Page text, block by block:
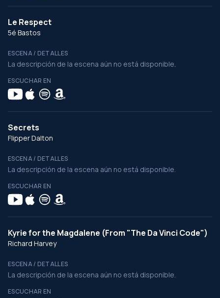
Le Respect
5é Bastos
ESCENA / DETALLES
La descripción de la escena aún no está disponible.
ESCUCHAR EN
Secrets
Flipper Dalton
ESCENA / DETALLES
La descripción de la escena aún no está disponible.
ESCUCHAR EN
Kyrie for the Magdalene (From "The Da Vinci Code")
Richard Harvey
ESCENA / DETALLES
La descripción de la escena aún no está disponible.
ESCUCHAR EN